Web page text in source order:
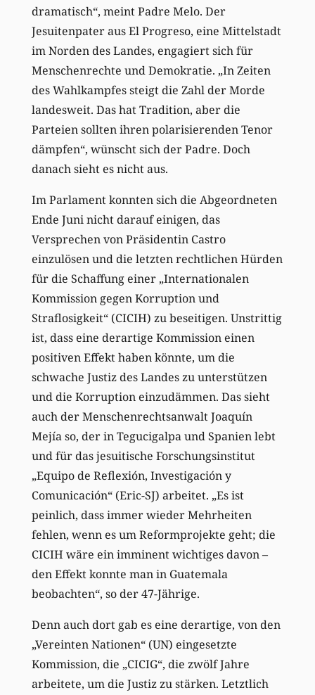
dramatisch“, meint Padre Melo. Der
Jesuitenpater aus El Progreso, eine Mittelstadt
im Norden des Landes, engagiert sich für
Menschenrechte und Demokratie. „In Zeiten
des Wahlkampfes steigt die Zahl der Morde
landesweit. Das hat Tradition, aber die
Parteien sollten ihren polarisierenden Tenor
dämpfen“, wünscht sich der Padre. Doch
danach sieht es nicht aus.
Im Parlament konnten sich die Abgeordneten
Ende Juni nicht darauf einigen, das
Versprechen von Präsidentin Castro
einzulösen und die letzten rechtlichen Hürden
für die Schaffung einer „Internationalen
Kommission gegen Korruption und
Straflosigkeit“ (CICIH) zu beseitigen. Unstrittig
ist, dass eine derartige Kommission einen
positiven Effekt haben könnte, um die
schwache Justiz des Landes zu unterstützen
und die Korruption einzudämmen. Das sieht
auch der Menschenrechtsanwalt Joaquín
Mejía so, der in Tegucigalpa und Spanien lebt
und für das jesuitische Forschungsinstitut
„Equipo de Reflexión, Investigación y
Comunicación“ (Eric-SJ) arbeitet. „Es ist
peinlich, dass immer wieder Mehrheiten
fehlen, wenn es um Reformprojekte geht; die
CICIH wäre ein imminent wichtiges davon –
den Effekt konnte man in Guatemala
beobachten“, so der 47-Jährige.
Denn auch dort gab es eine derartige, von den
„Vereinten Nationen“ (UN) eingesetzte
Kommission, die „CICIG“, die zwölf Jahre
arbeitete, um die Justiz zu stärken. Letztlich